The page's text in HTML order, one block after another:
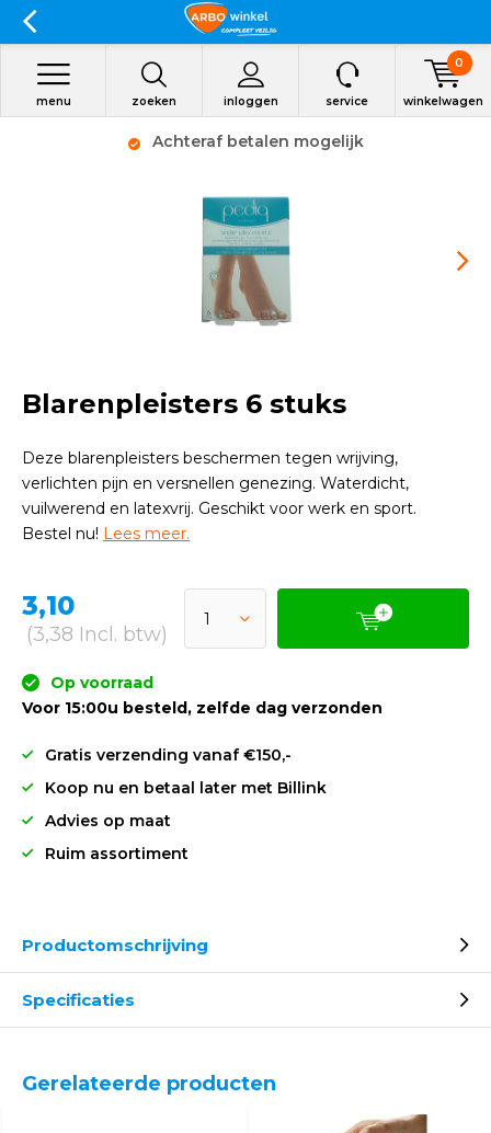
zoeken inloggen
menu service winkelwagen
0
Achteraf betalen mogelijk
Blarenpleisters 6 stuks
Deze blarenpleisters beschermen tegen wrijving,
verlichten pijn en versnellen genezing. Waterdicht,
vuilwerend en latexvrij. Geschikt voor werk en sport.
Bestel nu! Lees meer.
3,10
(3,38 Incl. btw)
Op voorraad
Voor 15:00u besteld, zelfde dag verzonden
Gratis verzending vanaf €150,-
Koop nu en betaal later met Billink
Advies op maat
Ruim assortiment
Productomschrijving
Specificaties
Gerelateerde producten